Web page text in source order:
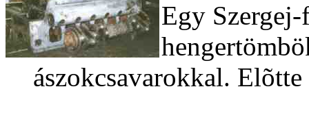
Egy
ászokcsavarokkal.